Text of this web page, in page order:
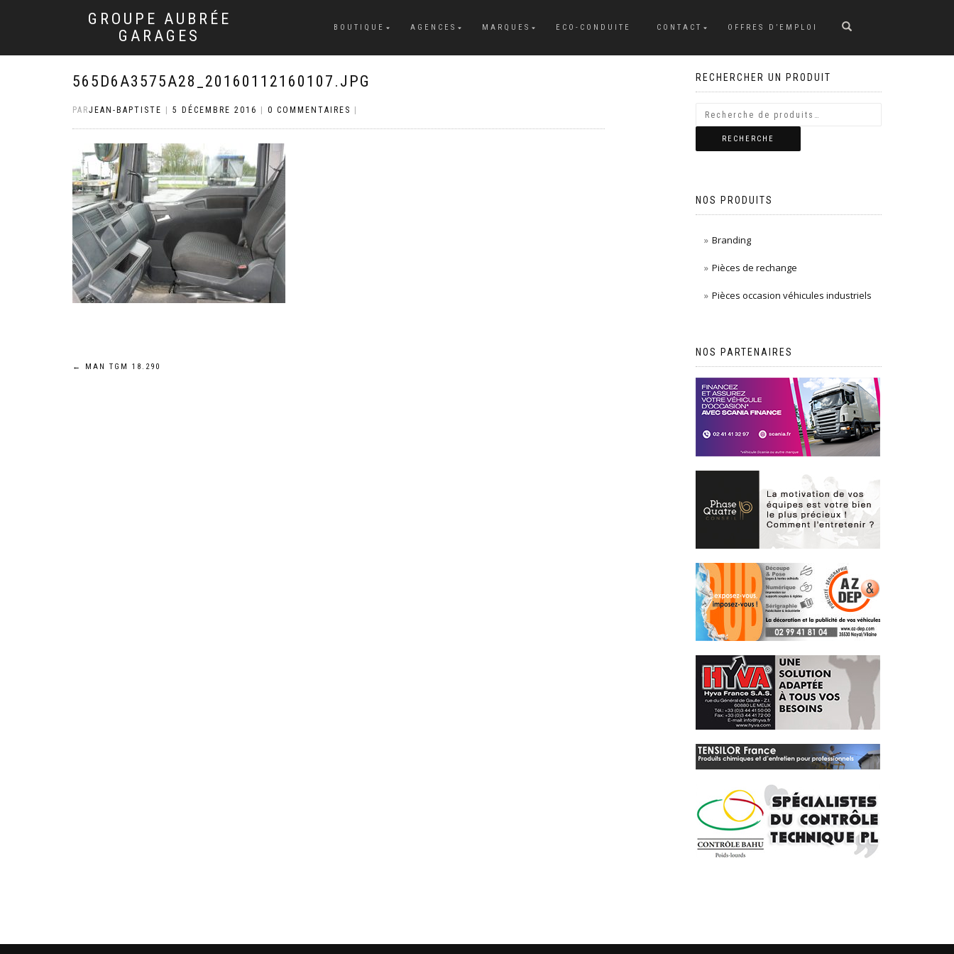
GROUPE AUBRÉE
GARAGES
BOUTIQUE AGENCES MARQUES ECO-CONDUITE CONTACT OFFRES D’EMPLOI
565D6A3575A28_20160112160107.JPG
PARJEAN-BAPTISTE 5 DÉCEMBRE 2016 0 COMMENTAIRES
Navigation
← MAN TGM 18.290
RECHERCHER UN PRODUIT
RECHERCHE
NOS PRODUITS
Branding
Pièces de rechange
Pièces occasion véhicules industriels
NOS PARTENAIRES